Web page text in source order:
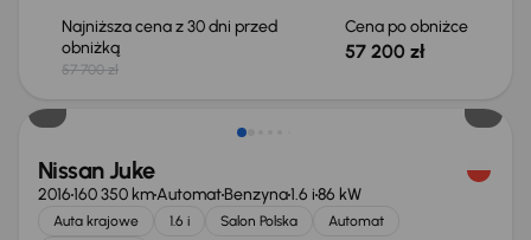
Najniższa cena z 30 dni przed
obniżką
57 700 zł
Cena po obniżce
57 200 zł
Nissan Juke
2016160 350 kmAutomatBenzyna1.6 i86 kW
Auta krajowe 1.6 i Salon Polska
Automat